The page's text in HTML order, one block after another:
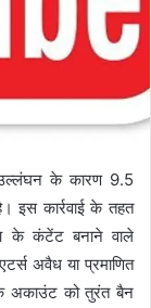
के कारण 9.5
इस कार्रवाई के तहत
के कंटेंट बनाने वाले
अवैध या प्रमाणित
अकाउंट को तुरंत बैन